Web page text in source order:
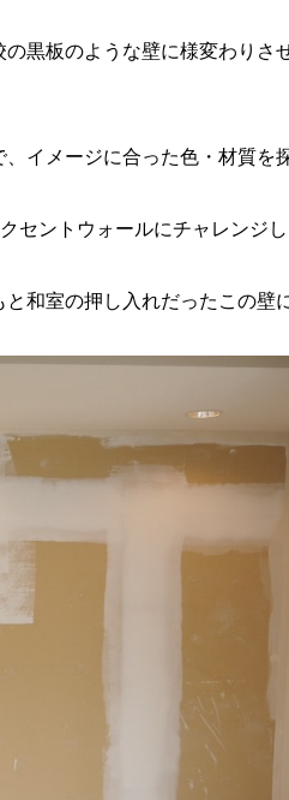
黒板のような壁に様変わりさ
イメージに合った色・材質を
ントウォールにチャレンジし
和室の押し入れだったこの壁